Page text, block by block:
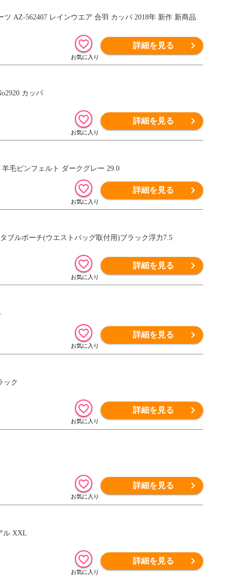
AZ-562407 レインウエア 合羽 カッパ 2018年 新作 新商品
詳細を見る
カッパ
詳細を見る
毛ピンフェルト ダークグレー 29.0
詳細を見る
ブルポーチ(ウエストバッグ取付用)ブラック浮力7.5
詳細を見る
詳細を見る
ック
詳細を見る
詳細を見る
ル XXL
詳細を見る